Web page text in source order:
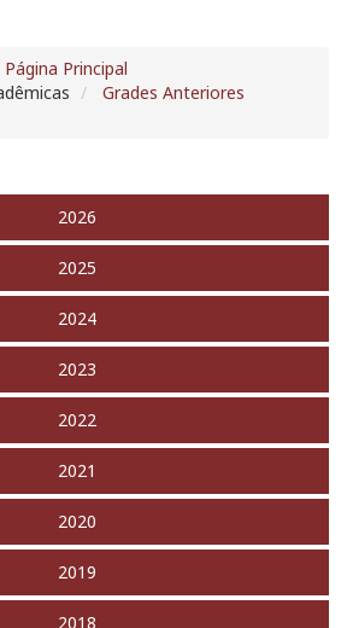
Página Principal
Grades Anteriores
2026
2025
2024
2023
2022
2021
2020
2019
2018